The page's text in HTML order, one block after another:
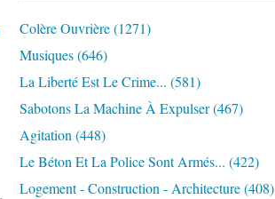
Colère Ouvrière(1271)
Musiques(646)
La Liberté Est Le Crime... (581)
Sabotons La Machine À Expulser(467)
Agitation (448)
Le Béton Et La Police Sont Armés... (422)
Logement - Construction - Architecture(408)